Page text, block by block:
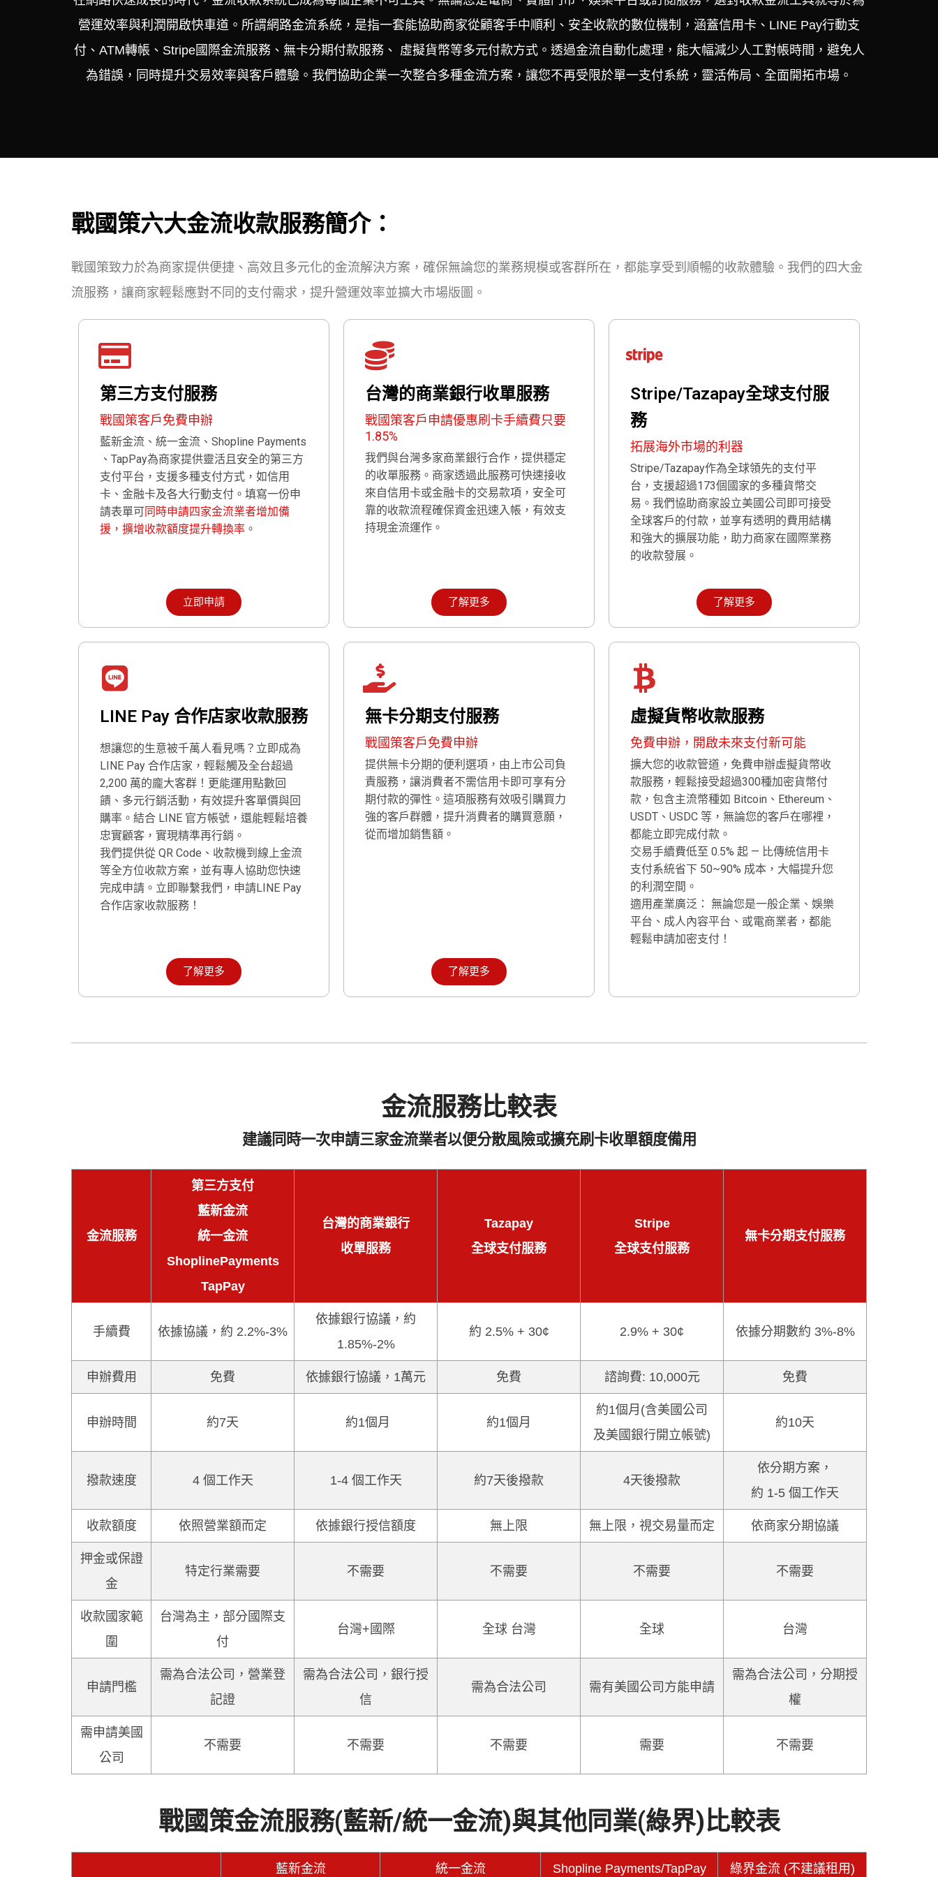
營運效率與利潤開啟快車道。所謂網路金流系統，是指一套能協助商家從顧客手中順利、安全收款的數位機制，涵蓋信用卡、LINE Pay行動支
付、ATM轉帳、Stripe國際金流服務、無卡分期付款服務、 虛擬貨幣等多元付款方式。透過金流自動化處理，能大幅減少人工對帳時間，避免人
為錯誤，同時提升交易效率與客戶體驗。我們協助企業一次整合多種金流方案，讓您不再受限於單一支付系統，靈活佈局、全面開拓市場。
戰國策六大金流收款服務簡介：
戰國策致力於為商家提供便捷、高效且多元化的金流解決方案，確保無論您的業務規模或客群所在，都能享受到順暢的收款體驗。我們的四大金
流服務，讓商家輕鬆應對不同的支付需求，提升營運效率並擴大市場版圖。
第三方支付服務
戰國策客戶免費申辦
藍新金流、統一金流、Shopline Payments
、TapPay為商家提供靈活且安全的第三方
支付平台，支援多種支付方式，如信用
卡、金融卡及各大行動支付。填寫一份申
請表單可同時申請四家金流業者增加備
援，擴增收款額度提升轉換率 。
立即申請
台灣的商業銀行收單服務
戰國策客戶申請優惠刷卡手續費只要
1.85%
我們與台灣多家商業銀行合作，提供穩定
的收單服務。商家透過此服務可快速接收
來自信用卡或金融卡的交易款項，安全可
靠的收款流程確保資金迅速入帳，有效支
持現金流運作。
了解更多
Stripe/Tazapay全球支付服
務
拓展海外市場的利器
Stripe/Tazapay作為全球領先的支付平
台，支援超過173個國家的多種貨幣交
易。我們協助商家設立美國公司即可接受
全球客戶的付款，並享有透明的費用結構
和強大的擴展功能，助力商家在國際業務
的收款發展。
了解更多
LINE Pay 合作店家收款服務
想讓您的生意被千萬人看見嗎？立即成為
LINE Pay 合作店家，輕鬆觸及全台超過
2,200 萬的龐大客群！更能運用點數回
饋、多元行銷活動，有效提升客單價與回
購率。結合 LINE 官方帳號，還能輕鬆培養
忠實顧客，實現精準再行銷。
我們提供從 QR Code、收款機到線上金流
等全方位收款方案，並有專人協助您快速
完成申請。立即聯繫我們，申請LINE Pay
合作店家收款服務！
了解更多
無卡分期支付服務
戰國策客戶免費申辦
提供無卡分期的便利選項，由上市公司負
責服務，讓消費者不需信用卡即可享有分
期付款的彈性。這項服務有效吸引購買力
強的客戶群體，提升消費者的購買意願，
從而增加銷售額。
了解更多
虛擬貨幣收款服務
免費申辦，開啟未來支付新可能
擴大您的收款管道，免費申辦虛擬貨幣收
款服務，輕鬆接受超過300種加密貨幣付
款，包含主流幣種如 Bitcoin、Ethereum、
USDT、USDC 等，無論您的客戶在哪裡，
都能立即完成付款。
交易手續費低至 0.5% 起 — 比傳統信用卡
支付系統省下 50~90% 成本，大幅提升您
的利潤空間。
適用產業廣泛： 無論您是一般企業、娛樂
平台、成人內容平台、或電商業者，都能
輕鬆申請加密支付！
金流服務比較表
建議同時一次申請三家金流業者以便分散風險或擴充刷卡收單額度備用
金流服務
第三方支付
藍新金流
統一金流
ShoplinePayments
TapPay
台灣的商業銀行
收單服務
Tazapay
全球支付服務
Stripe
全球支付服務
無卡分期支付服務
手續費 依據協議，約 2.2%-3%
依據銀行協議，約
1.85%-2%
約 2.5% + 30¢ 2.9% + 30¢ 依據分期數約 3%-8%
申辦費用 免費 依據銀行協議，1萬元 免費 諮詢費: 10,000元 免費
申辦時間 約7天 約1個月 約1個月
約1個月(含美國公司
及美國銀行開立帳號)
約10天
撥款速度 4 個工作天 1-4 個工作天 約7天後撥款 4天後撥款
依分期方案，
約 1-5 個工作天
收款額度 依照營業額而定 依據銀行授信額度 無上限 無上限，視交易量而定 依商家分期協議
押金或保證
金
特定行業需要 不需要 不需要 不需要 不需要
收款國家範
圍
台灣為主，部分國際支
付
台灣+國際 全球 台灣 全球 台灣
申請門檻
需為合法公司，營業登
記證
需為合法公司，銀行授
信
需為合法公司 需有美國公司方能申請
需為合法公司，分期授
權
需申請美國
公司
不需要 不需要 不需要 需要 不需要
戰國策金流服務(藍新/統一金流)與其他同業(綠界)比較表
藍新金流 統一金流 Shopline Payments/TapPay 綠界金流 (不建議租用)